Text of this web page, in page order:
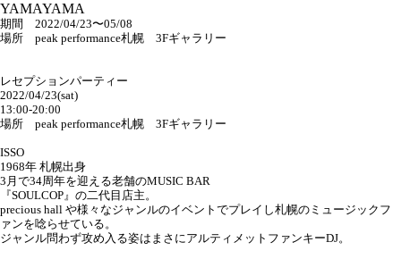
YAMAYAMA
期間 2022/04/23〜05/08
場所 peak performance札幌 3Fギャラリー
レセプションパーティー
2022/04/23(sat)
13:00-20:00
場所 peak performance札幌 3Fギャラリー
ISSO
1968年 札幌出身
3月で34周年を迎える老舗のMUSIC BAR
『SOULCOP』の二代目店主。
precious hall や様々なジャンルのイベントでプレイし札幌のミュージックフ
ァンを唸らせている。
ジャンル問わず攻め入る姿はまさにアルティメットファンキーDJ。